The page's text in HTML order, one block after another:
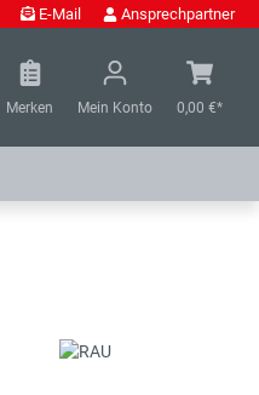
E-Mail Ansprechpartner
Merken Mein Konto 0,00 €*